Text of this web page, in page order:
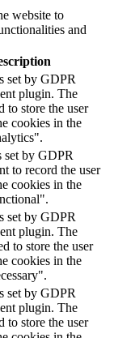
website to
and
set by GDPR
plugin. The
to store the user
cookies in the
set by GDPR
to record the user
cookies in the
set by GDPR
plugin. The
to store the user
cookies in the
set by GDPR
plugin. The
to store the user